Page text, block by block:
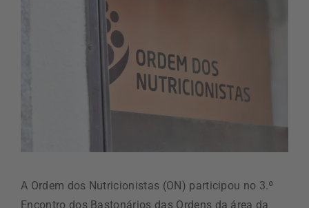
A Ordem dos Nutricionistas (ON) participou no 3.º
Encontro dos Bastonários das Ordens da área da